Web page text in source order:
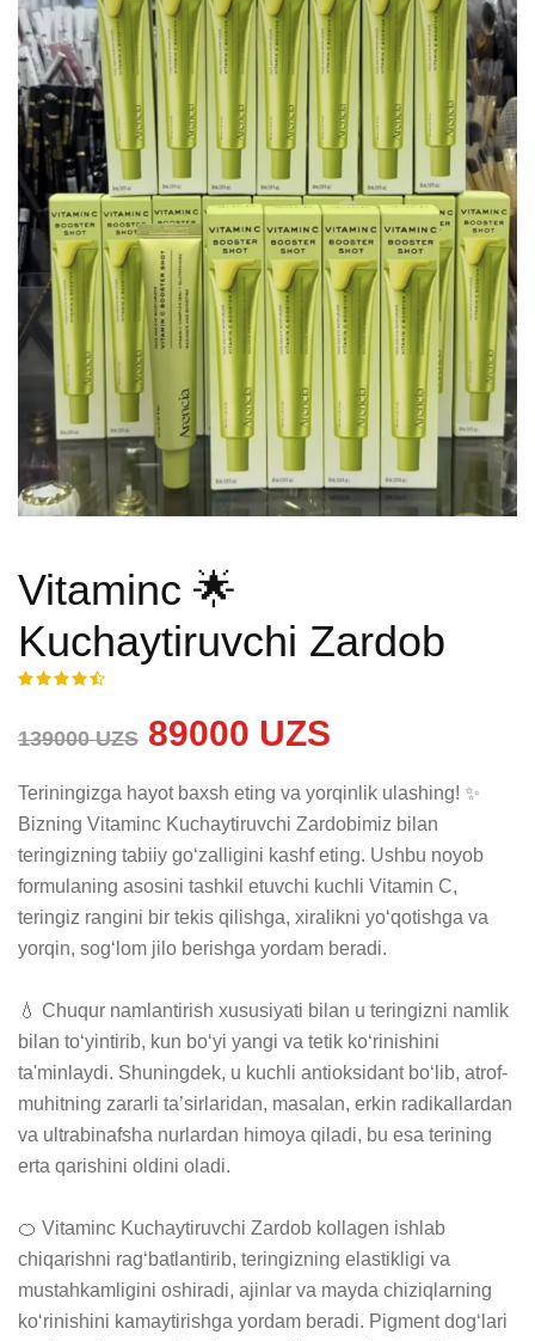
Vitaminc 🌟
Kuchaytiruvchi Zardob
139000 UZS 89000 UZS
Teriningizga hayot baxsh eting va yorqinlik ulashing! ✨
Bizning Vitaminc Kuchaytiruvchi Zardobimiz bilan
teringizning tabiiy go‘zalligini kashf eting. Ushbu noyob
formulaning asosini tashkil etuvchi kuchli Vitamin C,
teringiz rangini bir tekis qilishga, xiralikni yo‘qotishga va
yorqin, sog‘lom jilo berishga yordam beradi.
💧 Chuqur namlantirish xususiyati bilan u teringizni namlik
bilan to‘yintirib, kun bo‘yi yangi va tetik ko‘rinishini
ta'minlaydi. Shuningdek, u kuchli antioksidant bo‘lib, atrof-
muhitning zararli ta’sirlaridan, masalan, erkin radikallardan
va ultrabinafsha nurlardan himoya qiladi, bu esa terining
erta qarishini oldini oladi.
🍊 Vitaminc Kuchaytiruvchi Zardob kollagen ishlab
chiqarishni rag‘batlantirib, teringizning elastikligi va
mustahkamligini oshiradi, ajinlar va mayda chiziqlarning
ko‘rinishini kamaytirishga yordam beradi. Pigment dog‘lari